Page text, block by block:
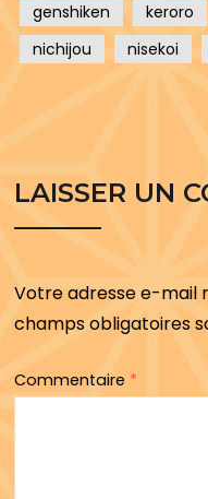
genshiken
keroro
nichijou
nisekoi
LAISSER UN
Votre adresse e-mail
champs obligatoires
Commentaire *